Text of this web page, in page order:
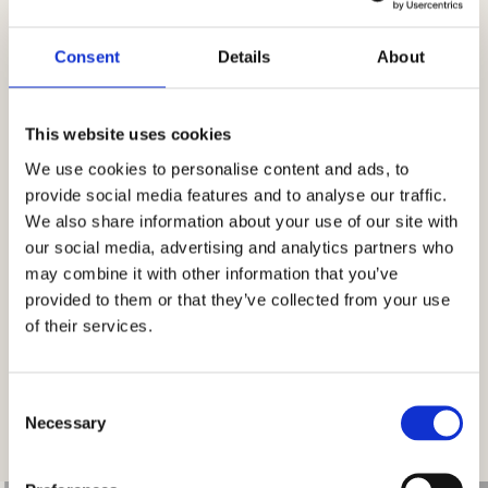
Consent Details About
This website uses cookies
We use cookies to personalise content and ads, to
provide social media features and to analyse our traffic.
We also share information about your use of our site with
our social media, advertising and analytics partners who
may combine it with other information that you’ve
provided to them or that they’ve collected from your use
of their services.
Selection
Necessary